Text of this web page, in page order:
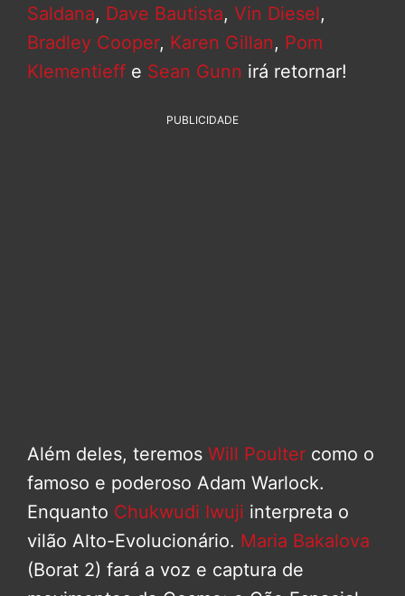
Saldana, Dave Bautista, Vin Diesel,
Bradley Cooper, Karen Gillan, Pom
Klementieff e Sean Gunn irá retornar!
PUBLICIDADE
Além deles, teremos Will Poulter como o
famoso e poderoso Adam Warlock.
Enquanto Chukwudi Iwuji interpreta o
vilão Alto-Evolucionário. Maria Bakalova
(Borat 2) fará a voz e captura de